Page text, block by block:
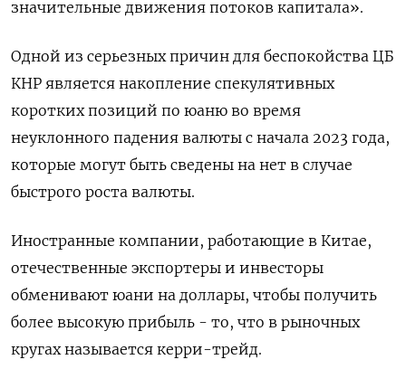
значительные движения потоков капитала».
Одной из серьезных причин для беспокойства ЦБ
КНР является накопление спекулятивных
коротких позиций по юаню во время
неуклонного падения валюты с начала 2023 года,
которые могут быть сведены на нет в случае
быстрого роста валюты.
Иностранные компании, работающие в Китае,
отечественные экспортеры и инвесторы
обменивают юани на доллары, чтобы получить
более высокую прибыль - то, что в рыночных
кругах называется керри-трейд.